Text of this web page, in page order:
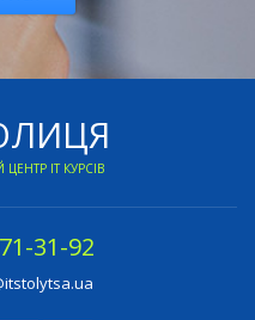
ЦЕНТР IT КУРСІВ
31-92